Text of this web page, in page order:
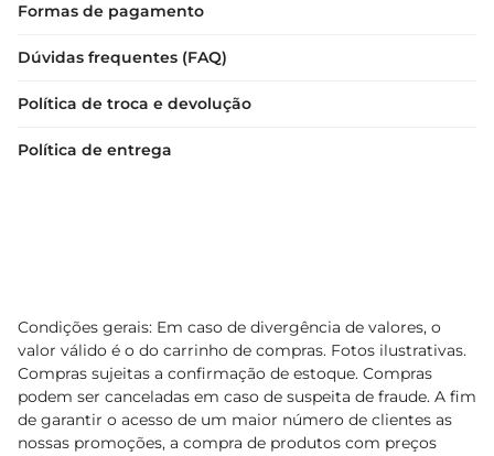
Formas de pagamento
Dúvidas frequentes (FAQ)
Política de troca e devolução
Política de entrega
Condições gerais: Em caso de divergência de valores, o
valor válido é o do carrinho de compras. Fotos ilustrativas.
Compras sujeitas a confirmação de estoque. Compras
podem ser canceladas em caso de suspeita de fraude. A fim
de garantir o acesso de um maior número de clientes as
nossas promoções, a compra de produtos com preços